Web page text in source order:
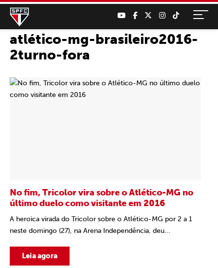
atlético-mg-brasileiro2016-
2turno-fora
No fim, Tricolor vira sobre o Atlético-MG no
último duelo como visitante em 2016
A heroica virada do Tricolor sobre o Atlético-MG por 2 a 1
neste domingo (27), na Arena Independência, deu...
Leia agora